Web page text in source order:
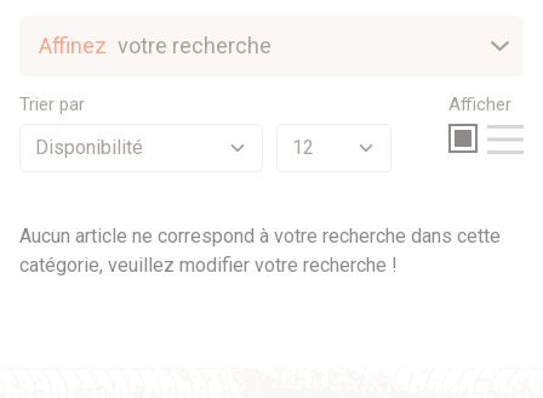
Trier par Afficher
Aucun article ne correspond à votre recherche dans cette
catégorie, veuillez modifier votre recherche !
Affinez votre recherche
Promotions
Par prix